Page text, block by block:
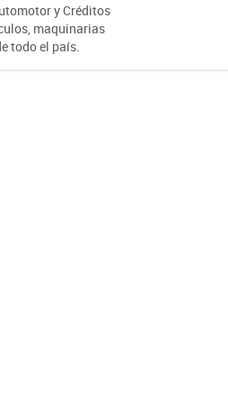
y Créditos
maquinarias
todo el país.